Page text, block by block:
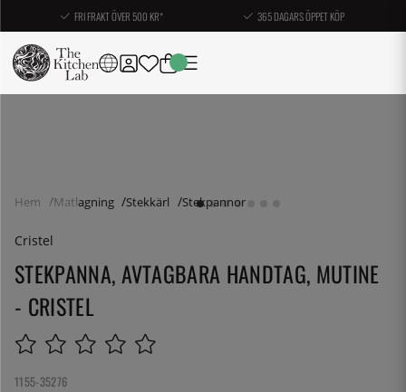
FRI FRAKT ÖVER 500 KR* 365 DAGARS ÖPPET KÖP
Hem Matlagning Stekkärl Stekpannor
Cristel
STEKPANNA, AVTAGBARA HANDTAG, MUTINE
- CRISTEL
1155-35276